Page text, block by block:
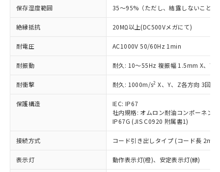
保存湿度範囲 35～95%（ただし、結露しないこと）
絶縁抵抗 20MΩ以上(DC500Vメガにて)
耐電圧 AC1000V 50/60Hz 1min
耐振動 耐久: 10～55Hz 複振幅 1.5mm X、Y
耐衝撃 耐久: 1000m/s2 X、Y、Z各方向 3回
保護構造
IEC: IP67
社内規格: オムロン耐油コンポーネン
IP67G (JIS C0920 附属書1)
接続方式 コード引き出しタイプ (コード長 2m)
表示灯 動作表示灯(橙)、安定表示灯(緑)
以下の条件をお読みいただき、同意のうえ
ご利用ください。
本サービスは、当社制御機器事業取扱
商品の当社在庫状況および標準価格
(税抜)を提供させていただくもので
当社制御機器事業取扱商品の中には、
本サービスの対象外となる商品もある
ことをご了承ください。
在庫状況および標準価格照会結果は、
記載している更新日時点での社内デー
タに基づき作成されるものであり、閲
覧された時点での実際の在庫および標
準価格とは異なる場合があることをご
対応予定なし：EU RoHS指令（10物質）の
非含有に非対応の商品で、対応品を出す予
定はありません。
調査・確認中：EU RoHS指令（10物質）の
非含有の対応状況を調査中または確認中の
非該当品：ライセンス料など無形物で、有
害物質有無と関係のない商品です。
仕入先様の事情により、非含有部品として
むを得ず変更することがあります。
*EU RoHS指令（10物質）：
鉛(Pb) 1000ppm以下、 水銀(Hg) 1000ppm以下、 カド
ミウム(Cd) 100ppm以下、
六価クロム(Cr(Ⅵ)) 1000ppm以下、ポリ臭化ビフェニル
類(PBB) 1000ppm以下、ポリ臭化ジフェニルエーテル類
(PBDE) 1000ppm以下、フタル酸ビス(2-エチルヘキシ
※1 中国RoHS○×表
「○」：最大均質材料含有率が中国RoHSの
基準値以下であることを示します。
「×」：最大均質材料含有率が中国RoHSの
基準値を超えていることを示します。
「－」：未確認です。当社販売部門へお問
*中国RoHS10物質の基準値 (GB/T26572)：
Pb(鉛) :1000ppm、 Hg(水銀) : 1000ppm、 Cd(カドミウ
Cr(Ⅵ)(六価クロム) : 1000ppm、 PBBs(ポリ臭化ビフェ
ニル類) : 1000ppm、 PBDEs(ポリ臭化ジフェニルエーテ
当社は、これら貴社製品のうち、外国
為替および外国貿易法に定める商品
（以下｢規制貨物等」という）を輸出
または国外への提供する場合は、日本
国政府の輸出許可(または役務取引許
可)を取得するなどの必要な手続きを
一定数以上の在庫あり